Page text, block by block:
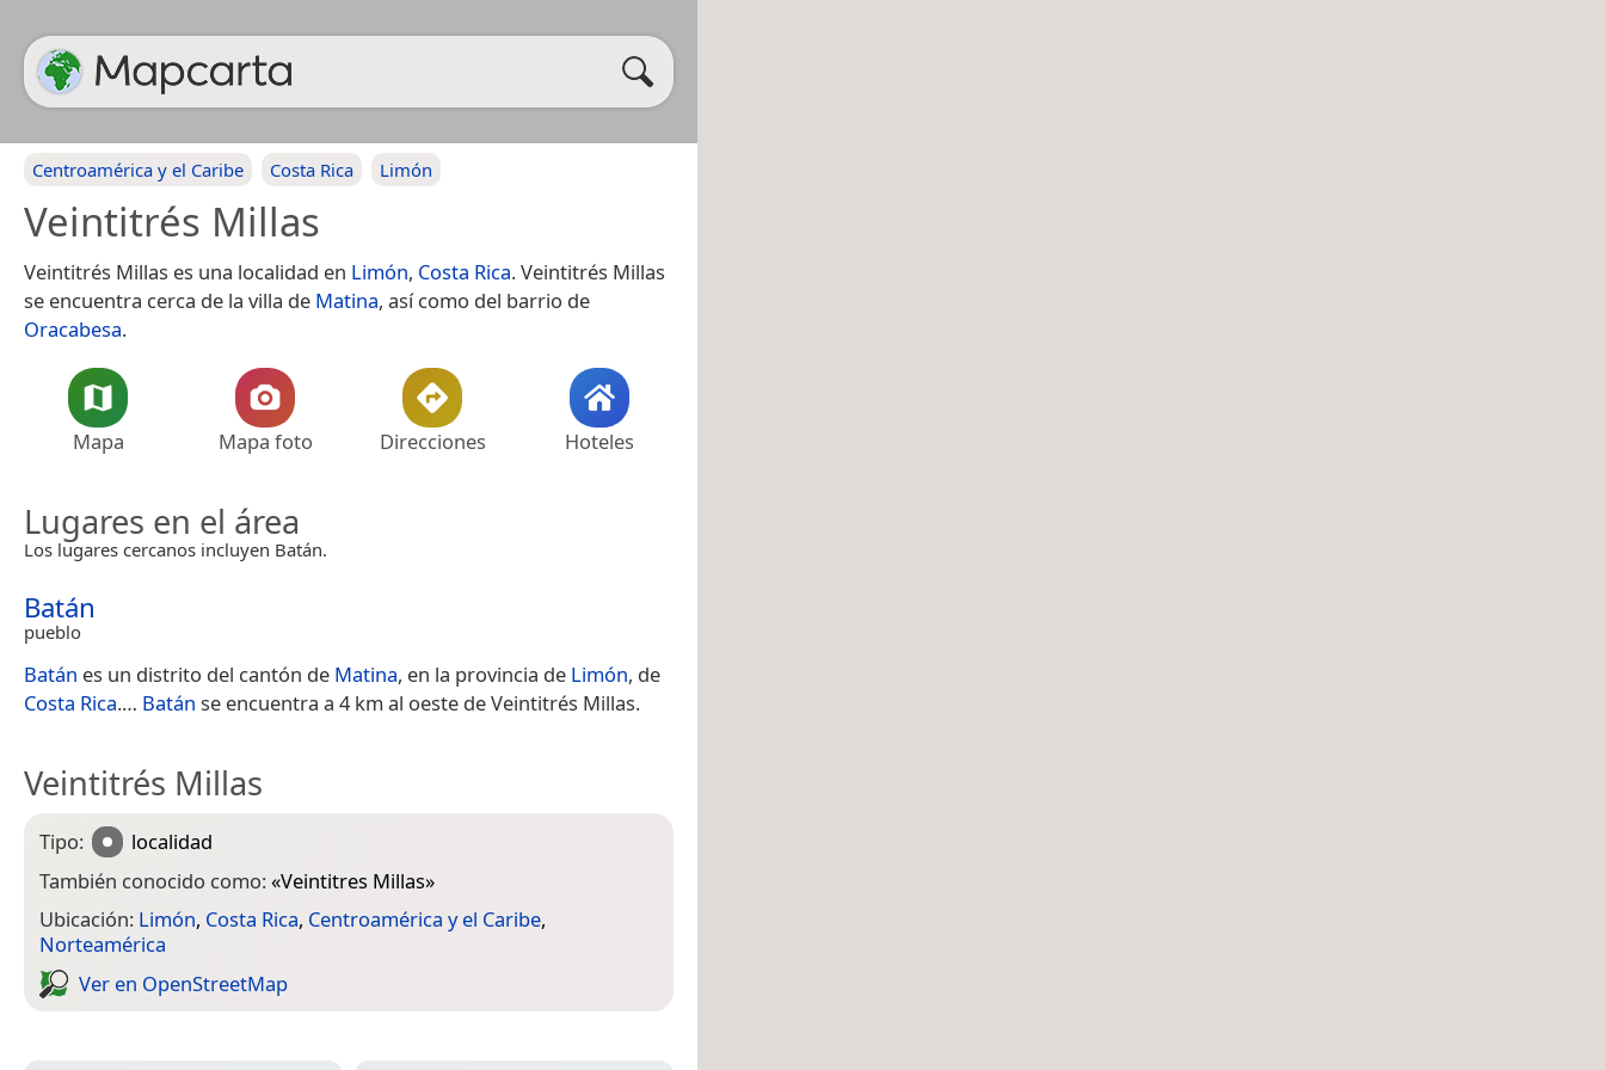
Centroamérica y el Caribe Costa Rica Limón
Veintitrés Millas
Veintitrés Millas es una localidad en Limón, Costa Rica. Veintitrés Millas
se encuentra cerca de la villa de Matina, así como del barrio de
Oracabesa.
Mapa Mapa foto Direcciones Hoteles
Lugares en el área
Los lugares cercanos incluyen Batán.
Batán
pueblo
Batán es un distrito del cantón de Matina, en la provincia de Limón, de
Costa Rica.​… Batán se encuentra a 4 km al oeste de Veintitrés Millas.
Veintitrés Millas
Tipo:
localidad
También conocido como:«Veintitres Millas»
Ubicación: Limón, Costa Rica, Centroamérica y el Caribe,
Norteamérica
Ver en Open­Street­Map